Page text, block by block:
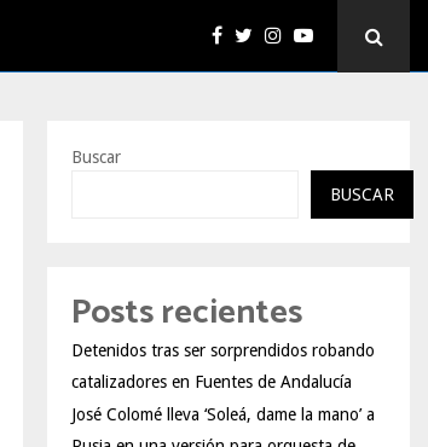
Buscar
BUSCAR
Posts recientes
Detenidos tras ser sorprendidos robando
catalizadores en Fuentes de Andalucía
José Colomé lleva ‘Soleá, dame la mano’ a